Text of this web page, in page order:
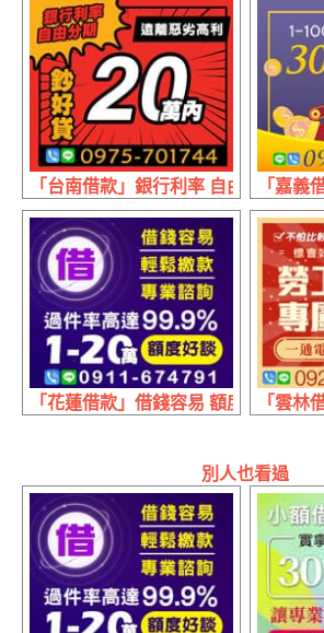
「台南借款」銀行利率 自由分期 | 20
「嘉義
「花蓮借款」借錢容易 額度好談 |「雲林
別人也看過